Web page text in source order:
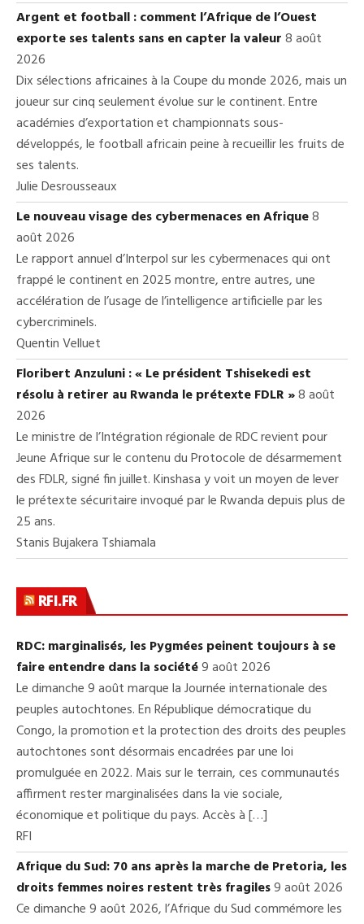
Argent et football : comment l’Afrique de l’Ouest
exporte ses talents sans en capter la valeur8 août
2026
Dix sélections africaines à la Coupe du monde 2026, mais un
joueur sur cinq seulement évolue sur le continent. Entre
académies d’exportation et championnats sous-
développés, le football africain peine à recueillir les fruits de
ses talents.
Julie Desrousseaux
Le nouveau visage des cybermenaces en Afrique8
août 2026
Le rapport annuel d’Interpol sur les cybermenaces qui ont
frappé le continent en 2025 montre, entre autres, une
accélération de l’usage de l’intelligence artificielle par les
cybercriminels.
Quentin Velluet
Floribert Anzuluni : « Le président Tshisekedi est
résolu à retirer au Rwanda le prétexte FDLR »8 août
2026
Le ministre de l’Intégration régionale de RDC revient pour
Jeune Afrique sur le contenu du Protocole de désarmement
des FDLR, signé fin juillet. Kinshasa y voit un moyen de lever
le prétexte sécuritaire invoqué par le Rwanda depuis plus de
25 ans.
Stanis Bujakera Tshiamala
RFI.FR
RDC: marginalisés, les Pygmées peinent toujours à se
faire entendre dans la société9 août 2026
Le dimanche 9 août marque la Journée internationale des
peuples autochtones. En République démocratique du
Congo, la promotion et la protection des droits des peuples
autochtones sont désormais encadrées par une loi
promulguée en 2022. Mais sur le terrain, ces communautés
affirment rester marginalisées dans la vie sociale,
économique et politique du pays. Accès à […]
RFI
Afrique du Sud: 70 ans après la marche de Pretoria, les
droits femmes noires restent très fragiles9 août 2026
Ce dimanche 9 août 2026, l’Afrique du Sud commémore les